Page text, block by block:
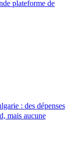
plateforme de
: des dépenses
mais aucune